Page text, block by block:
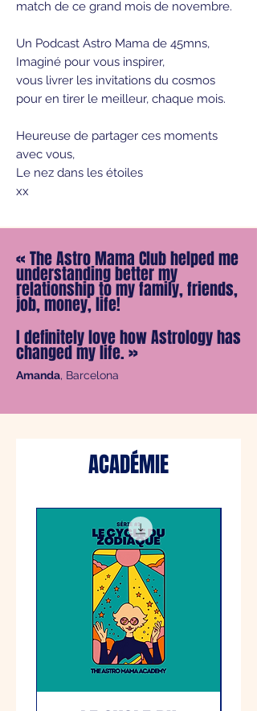
match de ce grand mois de novembre.
Un Podcast Astro Mama de 45mns,
Imaginé pour vous inspirer,
vous livrer les invitations du cosmos
pour en tirer le meilleur, chaque mois.
Heureuse de partager ces moments
avec vous,
Le nez dans les étoiles
xx
« The Astro Mama Club helped me
understanding better my
relationship to my family, friends,
job, money, life!
I definitely love how Astrology has
changed my life. »
Amanda, Barcelona
ACADÉMIE